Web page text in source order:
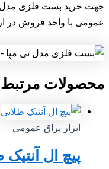
عمومی با واحد فروش در
محصولات مرتبط
ابزار یراق عمومی
پیچ ال آنتیک